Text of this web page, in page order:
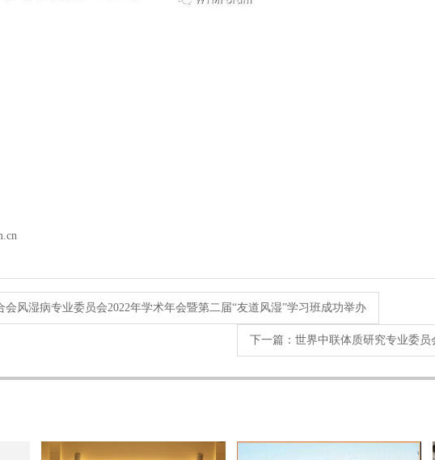
会风湿病专业委员会2022年学术年会暨第二届“友道风湿”学习班成功举办
下一篇： 世界中联体质研究专业委